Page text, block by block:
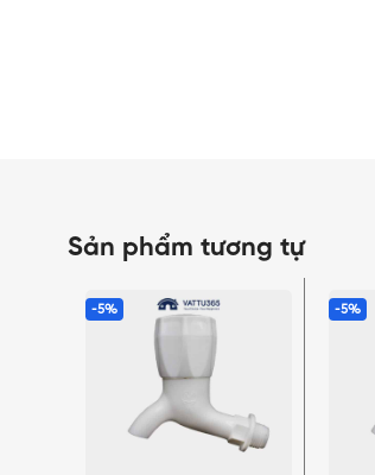
Sản phẩm tương tự
-5% -5%